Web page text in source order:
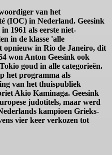
van het
(IOC) in Nederland. Geesink
1961 als eerste niet-
in de klasse 'alle
opnieuw in Rio de Janeiro, dit
won Anton Geesink ook
goud in alle categorieën.
het programma als
van het thuispubliek
Akio Kaminaga. Geesink
judotitels, maar werd
kampioen Grieks-
vier keer verkozen tot